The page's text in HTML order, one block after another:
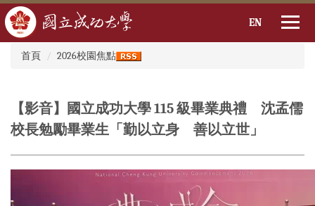
容
區
EN
:::
首頁
2026校園焦點
【影音】國立成功大學 115 級畢業典禮 沈孟儒
校長勉勵畢業生「勤以立身 善以立世」